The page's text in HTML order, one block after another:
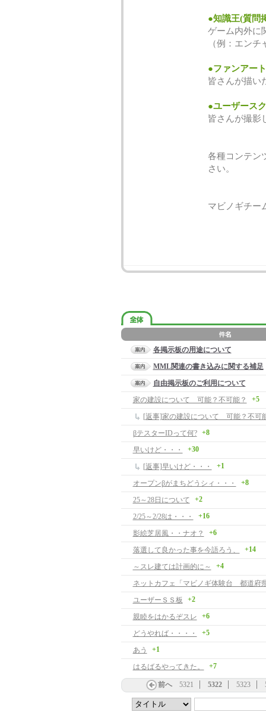
●知識王(質問
ゲーム内外に
（例：エン
●ファンアート
皆さんが描い
●ユーザース
皆さんが撮影
各種コンテン
さい。
マビノギチー
各掲示板の用途について
MML関連の書き込みに関する補足
自由掲示板のご利用について
家の建設について 可能？不可能？
+5
[返事]家の建設について 可能？不可
βテスターIDって何?
+8
早いけど・・・ +30
[返事]早いけど・・・ +1
オープンβがまちどうシィ・・・ +8
25～28日について +2
2/25～2/28は・・・ +16
影絵芝居風・・ナオ？ +6
落選して良かった事を今語ろう、 +14
～スレ建ては計画的に～ +4
ネットカフェ「マビノギ体験台 都道府
ユーザーＳＳ板
+2
親睦をはかるぞスレ +6
どうやれば・・・・ +5
あう +1
はるばるやってきた。 +7
前へ 5321 5322 5323